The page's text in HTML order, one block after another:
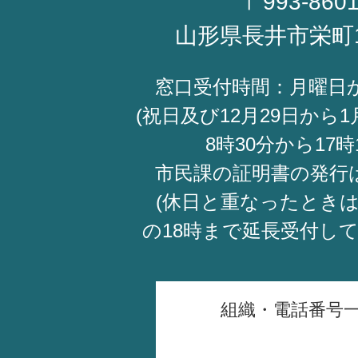
山形県長井市栄
窓口受付時間：月曜日
(祝日及び12月29日から1
8時30分から17
市民課の証明書の発行
(休日と重なったとき
の18時まで延長受付し
組織・電話番号